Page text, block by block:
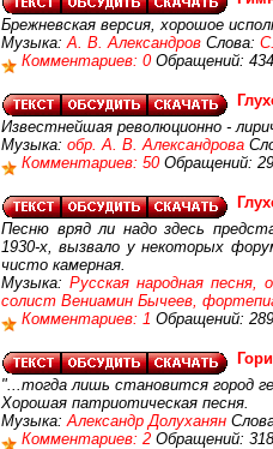
Брежневская версия, хорошое
Музыка:А. В. Александров Слова:
Комментариев: 0 Обращений:
Известнейшая революционно -
Музыка: обр. А. В. Александрова
Комментариев: 50 Обращений:
Песню вряд ли надо здесь
1930-х, вызвало у некоторых
чисто камерная.
Музыка: Русская народная песня,
солист Вениамин Бычеев,
Комментариев: 1 Обращений:
"...тогда лишь становится город
Хорошая патриотическая песня.
Музыка:Александр Долуханян
Комментариев: 2 Обращений: